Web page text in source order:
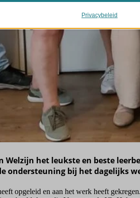
Welzijn het leukste en beste
ondersteuning bij het dagelijks
opgeleid en aan het werk heeft
analytics.com
Details weergeven
Privacybeleid